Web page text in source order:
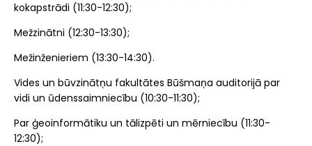
kokapstrādi (11:30-12:30);
Mežzinātni (12:30-13:30);
Mežinženieriem (13:30-14:30).
Vides un būvzinātņu fakultātes Būšmaņa auditorijā par
vidi un ūdenssaimniecību (10:30-11:30);
Par ģeoinformātiku un tālizpēti un mērniecību (11:30-
12:30);